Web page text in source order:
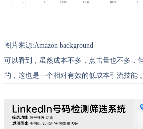
图片来源:Amazon background
可以看到，虽然成本不多，点击量也不多，
的，这也是一个相对有效的低成本引流技能 。